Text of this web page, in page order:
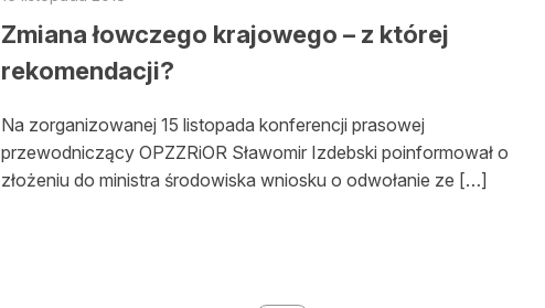
Zmiana łowczego krajowego – z której
rekomendacji?
Na zorganizowanej 15 listopada konferencji prasowej
przewodniczący OPZZRiOR Sławomir Izdebski poinformował o
złożeniu do ministra środowiska wniosku o odwołanie ze […]